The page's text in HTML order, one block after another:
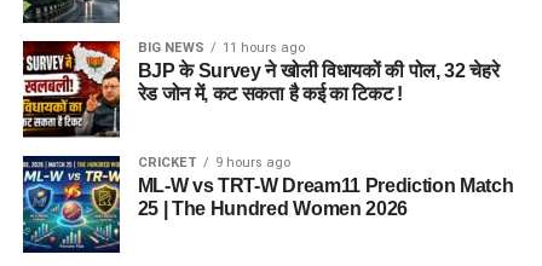
BIG NEWS 11 hours ago
BJP के Survey ने खोली विधायकों की पोल, 32 चेहरे
रेड जोन में, कट सकता है कई का टिकट !
CRICKET 9 hours ago
ML-W vs TRT-W Dream11 Prediction Match
25 | The Hundred Women 2026